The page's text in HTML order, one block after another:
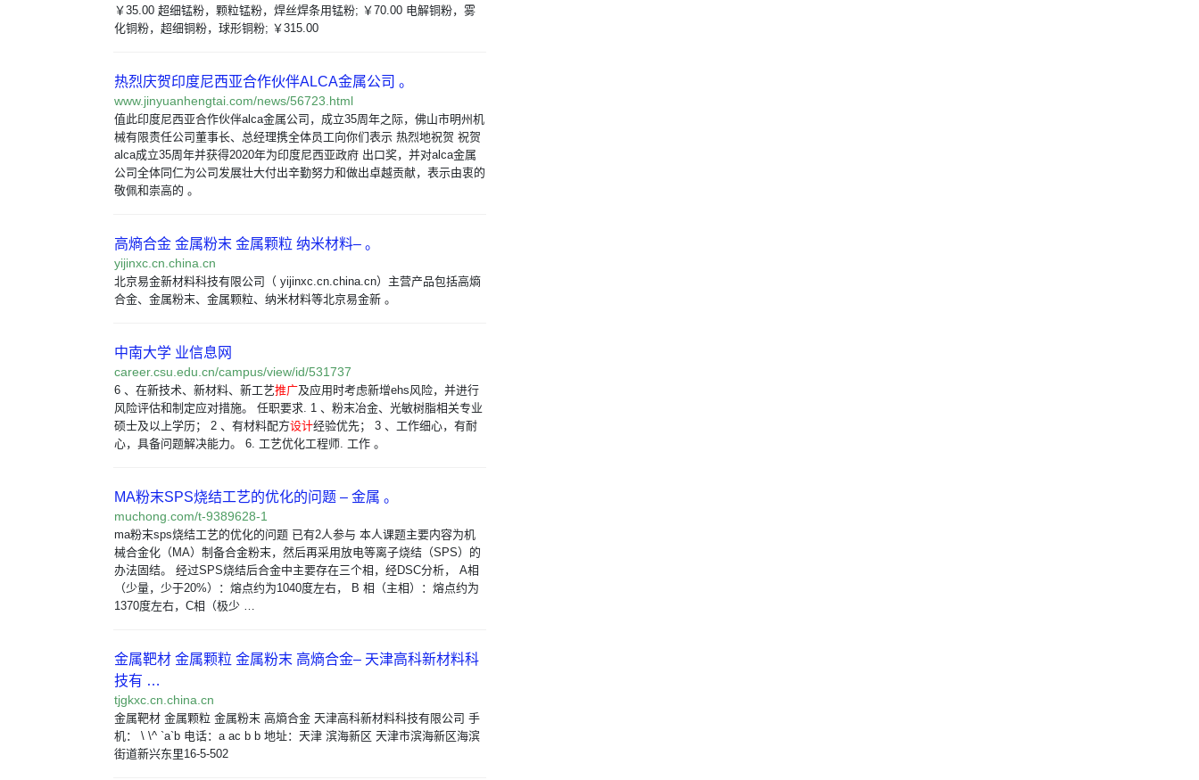
￥35.00 超细锰粉，颗粒锰粉，焊丝焊条用锰粉; ￥70.00 电解铜粉，雾
化铜粉，超细铜粉，球形铜粉; ￥315.00
热烈庆贺印度尼西亚合作伙伴ALCA金属公司 。
www.jinyuanhengtai.com/news/56723.html
值此印度尼西亚合作伙伴alca金属公司，成立35周年之际，佛山市明州机
械有限责任公司董事长、总经理携全体员工向你们表示 热烈地祝贺 祝贺
alca成立35周年并获得2020年为印度尼西亚政府 出口奖，并对alca金属
公司全体同仁为公司发展壮大付出辛勤努力和做出卓越贡献，表示由衷的
敬佩和崇高的 。
高熵合金 金属粉末 金属颗粒 纳米材料– 。
yijinxc.cn.china.cn
北京易金新材料科技有限公司（ yijinxc.cn.china.cn）主营产品包括高熵
合金、金属粉末、金属颗粒、纳米材料等北京易金新 。
中南大学 业信息网
career.csu.edu.cn/campus/view/id/531737
6 、在新技术、新材料、新工艺推广及应用时考虑新增ehs风险，并进行
风险评估和制定应对措施。 任职要求. 1 、粉末冶金、光敏树脂相关专业
硕士及以上学历； 2 、有材料配方设计经验优先； 3 、工作细心，有耐
心，具备问题解决能力。 6. 工艺优化工程师. 工作 。
MA粉末SPS烧结工艺的优化的问题 – 金属 。
muchong.com/t-9389628-1
ma粉末sps烧结工艺的优化的问题 已有2人参与 本人课题主要内容为机
械合金化（MA）制备合金粉末，然后再采用放电等离子烧结（SPS）的
办法固结。 经过SPS烧结后合金中主要存在三个相，经DSC分析， A相
（少量，少于20%）：熔点约为1040度左右， B 相（主相）：熔点约为
1370度左右，C相（极少 …
金属靶材 金属颗粒 金属粉末 高熵合金– 天津高科新材料科
技有 …
tjgkxc.cn.china.cn
金属靶材 金属颗粒 金属粉末 高熵合金 天津高科新材料科技有限公司 手
机： \ \^ `a`b 电话：a ac b b 地址：天津 滨海新区 天津市滨海新区海滨
街道新兴东里16-5-502